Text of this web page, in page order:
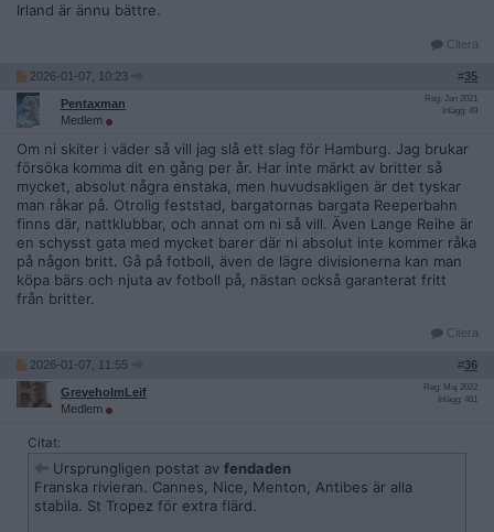
Irland är ännu bättre.
Citera
2026-01-07, 10:23 #35
Pentaxman
Medlem
Reg: Jan 2021
Inlägg: 49
Om ni skiter i väder så vill jag slå ett slag för Hamburg. Jag brukar
försöka komma dit en gång per år. Har inte märkt av britter så
mycket, absolut några enstaka, men huvudsakligen är det tyskar
man råkar på. Otrolig feststad, bargatornas bargata Reeperbahn
finns där, nattklubbar, och annat om ni så vill. Även Lange Reihe är
en schysst gata med mycket barer där ni absolut inte kommer råka
på någon britt. Gå på fotboll, även de lägre divisionerna kan man
köpa bärs och njuta av fotboll på, nästan också garanterat fritt
från britter.
Citera
2026-01-07, 11:55 #36
GreveholmLeif
Medlem
Reg: Maj 2022
Inlägg: 461
Citat:
Ursprungligen postat av fendaden
Franska rivieran. Cannes, Nice, Menton, Antibes är alla
stabila. St Tropez för extra flärd.